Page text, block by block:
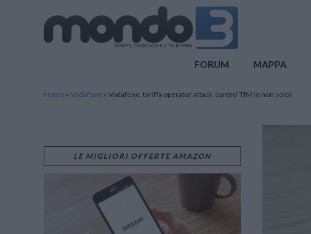
FORUM MAPPA
Home » Vodafone » Vodafone, tariffa operator attack ‘contro’ TIM (e non solo)
LE MIGLIORI OFFERTE AMAZON